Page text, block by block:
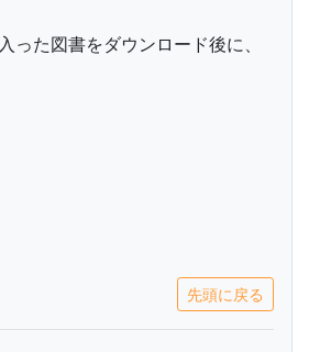
た図書をダウンロード後に、
先頭に戻る